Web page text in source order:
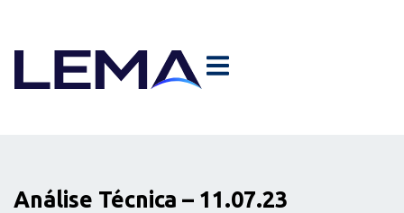
Análise Técnica – 11.07.23